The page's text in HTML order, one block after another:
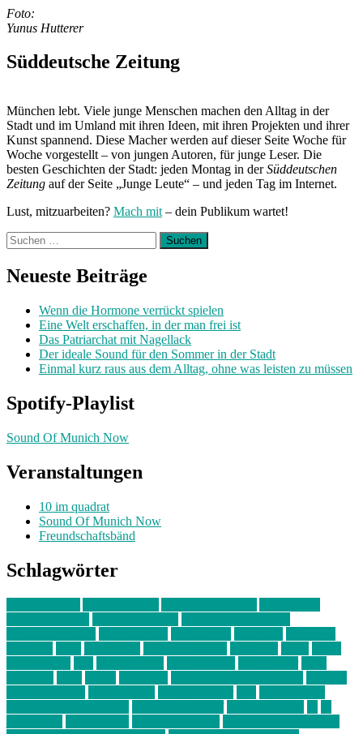
Foto:
Yunus Hutterer
Süddeutsche Zeitung
München lebt. Viele junge Menschen machen den Alltag in der
Stadt und im Umland mit ihren Ideen, mit ihren Projekten und ihrer
Kunst spannend. Diese Macher werden auf dieser Seite Woche für
Woche vorgestellt – von jungen Autoren, für junge Leser. Die
besten Geschichten der Stadt: jeden Montag in derSüddeutschen
Zeitung auf der Seite „Junge Leute“ – und jeden Tag im Internet.
Lust, mitzuarbeiten? Mach mit – dein Publikum wartet!
Suchen
nach:
Neueste Beiträge
Wenn die Hormone verrückt spielen
Eine Welt erschaffen, in der man frei ist
Das Patriarchat mit Nagellack
Der ideale Sound für den Sommer in der Stadt
Einmal kurz raus aus dem Alltag, ohne was leisten zu müssen
Spotify-Playlist
Sound Of Munich Now
Veranstaltungen
10 im quadrat
Sound Of Munich Now
Freundschaftsbänd
Schlagwörter